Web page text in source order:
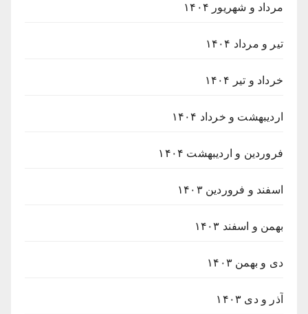
مرداد و شهریور ۱۴۰۴
تیر و مرداد ۱۴۰۴
خرداد و تیر ۱۴۰۴
اردیبهشت و خرداد ۱۴۰۴
فروردین و اردیبهشت ۱۴۰۴
اسفند و فروردین ۱۴۰۳
بهمن و اسفند ۱۴۰۳
دی و بهمن ۱۴۰۳
آذر و دی ۱۴۰۳